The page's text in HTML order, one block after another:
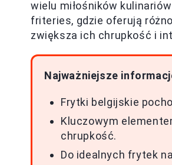
wielu miłośników
friteries, gdzie oferują
zwiększa ich chrupkość i
Najważniejsze
Frytki belgijskie
Kluczowym
chrupkość.
Do idealnych frytek